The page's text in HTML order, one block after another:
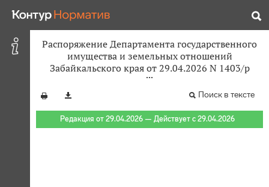
Распоряжение Департамента государственного
имущества и земельных отношений
Забайкальского края от 29.04.2026 N 1403/р
Поиск в тексте
Редакция от 29.04.2026 — Действует с 29.04.2026